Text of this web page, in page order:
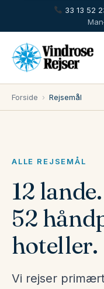
33 13 52
Forside › Rejsemål
ALLE REJSEMÅL
12
52
hoteller.
Vi rejser